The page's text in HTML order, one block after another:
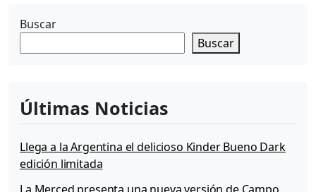
Buscar
Buscar
Últimas Noticias
Llega a la Argentina el delicioso Kinder Bueno Dark
edición limitada